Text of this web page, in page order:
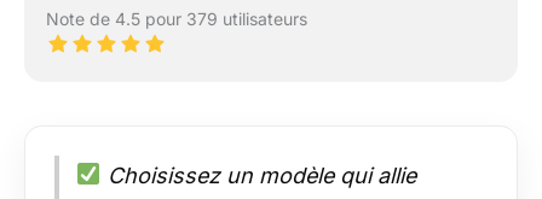
Note de 4.5 pour 379 utilisateurs
Choisissez un modèle qui allie